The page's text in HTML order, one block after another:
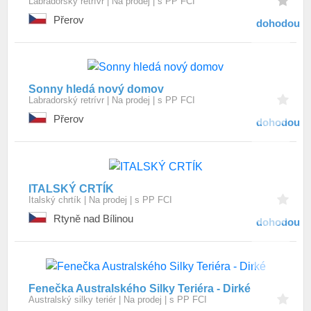
Přerov dohodou
Sonny hledá nový domov
Labradorský retrívr Na prodej s PP FCI
Přerov dohodou
ITALSKÝ CRTÍK
Italský chrtík Na prodej s PP FCI
Rtyně nad Bílinou dohodou
Fenečka Australského Silky Teriéra - Dirké
Australský silky teriér Na prodej s PP FCI